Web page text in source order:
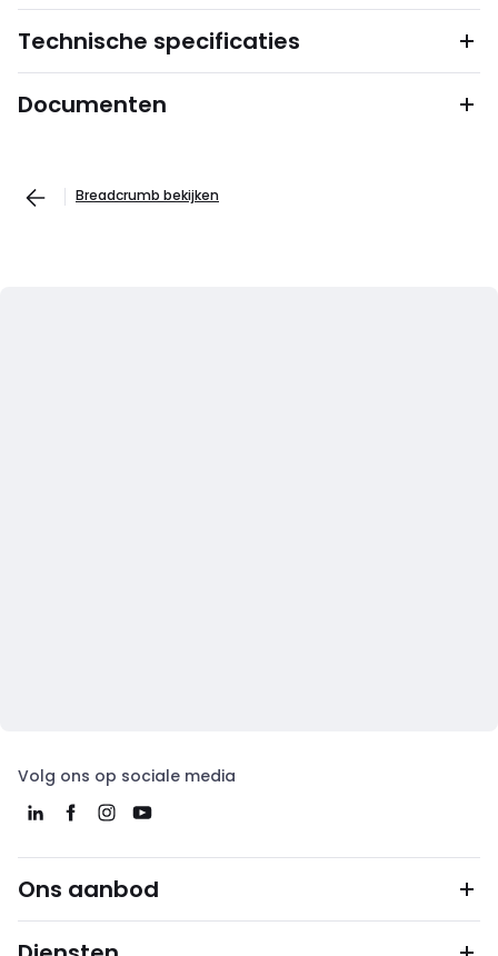
Technische specificaties
Documenten
Breadcrumb bekijken
Volg ons op sociale media
Ons aanbod